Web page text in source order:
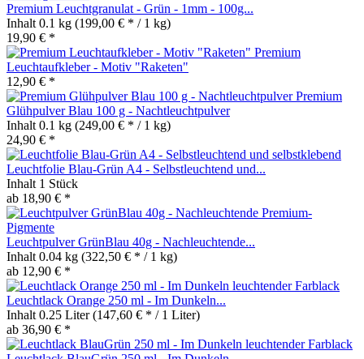
Premium Leuchtgranulat - Grün - 1mm - 100g...
Inhalt 0.1 kg (199,00 € * / 1 kg)
19,90 € *
Premium
Leuchtaufkleber - Motiv "Raketen"
12,90 € *
Premium
Glühpulver Blau 100 g - Nachtleuchtpulver
Inhalt 0.1 kg (249,00 € * / 1 kg)
24,90 € *
Leuchtfolie Blau-Grün A4 - Selbstleuchtend und...
Inhalt 1 Stück
ab 18,90 € *
Leuchtpulver GrünBlau 40g - Nachleuchtende...
Inhalt 0.04 kg (322,50 € * / 1 kg)
ab 12,90 € *
Leuchtlack Orange 250 ml - Im Dunkeln...
Inhalt 0.25 Liter(147,60 € * / 1 Liter)
ab 36,90 € *